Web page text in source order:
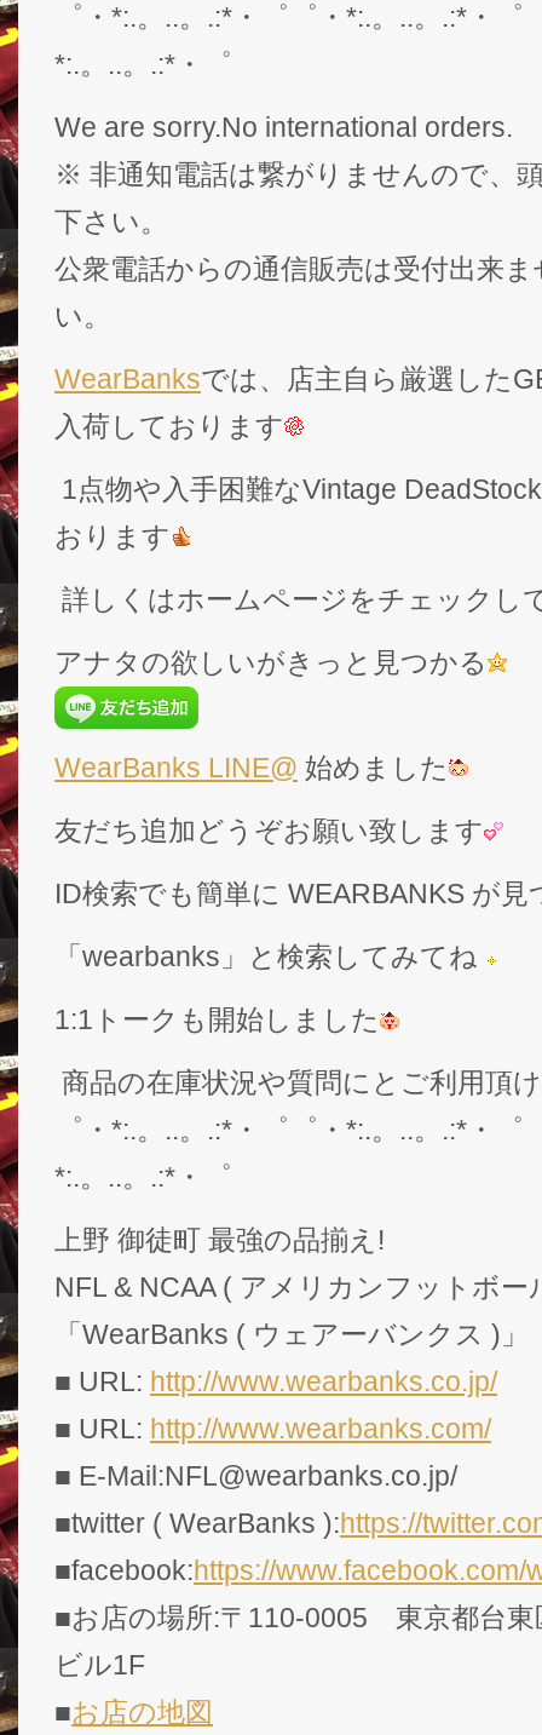
゜・*:.。..。.:*・゜゜・*:.。..。.:*・
*:.。..。.:*・゜
We are sorry.No international orders.
※ 非通知電話は繋がりませんので、
下さい。
公衆電話からの通信販売は受付出来
い。
WearBanksでは、店主自ら厳選した
入荷しております
1点物や入手困難なVintage
おります
詳しくはホームページをチェックし
アナタの欲しいがきっと見つかる
WearBanks LINE@ 始めました
友だち追加どうぞお願い致します
ID検索でも簡単に WEARBANKS が
「wearbanks」と検索してみてね
1:1トークも開始しました
商品の在庫状況や質問にとご利用頂
゜・*:.。..。.:*・゜゜・*:.。..。.:*・
*:.。..。.:*・゜
上野 御徒町 最強の品揃え!
NFL & NCAA ( アメリカンフットボー
「WearBanks ( ウェアーバンクス )」
■ URL: http://www.wearbanks.co.jp/
■ URL: http://www.wearbanks.com/
■ E-Mail:NFL@wearbanks.co.jp/
■twitter ( WearBanks ):https://
■facebook:https://www.facebook.com/
■お店の場所:〒110-0005 東京都台
ビル1F
■お店の地図